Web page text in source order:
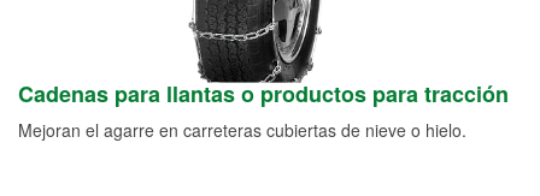
Cadenas para llantas o productos para tracción
Mejoran el agarre en carreteras cubiertas de nieve o hielo.